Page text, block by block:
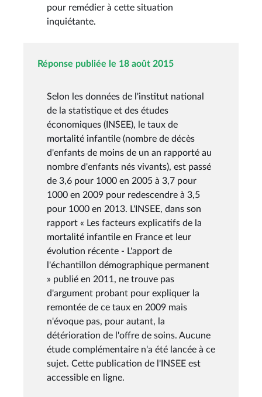
pour remédier à cette situation
inquiétante.
Réponse publiée le 18 août 2015
Selon les données de l'institut national
de la statistique et des études
économiques (INSEE), le taux de
mortalité infantile (nombre de décès
d'enfants de moins de un an rapporté au
nombre d'enfants nés vivants), est passé
de 3,6 pour 1000 en 2005 à 3,7 pour
1000 en 2009 pour redescendre à 3,5
pour 1000 en 2013. L'INSEE, dans son
rapport « Les facteurs explicatifs de la
mortalité infantile en France et leur
évolution récente - L'apport de
l'échantillon démographique permanent
» publié en 2011, ne trouve pas
d'argument probant pour expliquer la
remontée de ce taux en 2009 mais
n'évoque pas, pour autant, la
détérioration de l'offre de soins. Aucune
étude complémentaire n'a été lancée à ce
sujet. Cette publication de l'INSEE est
accessible en ligne.